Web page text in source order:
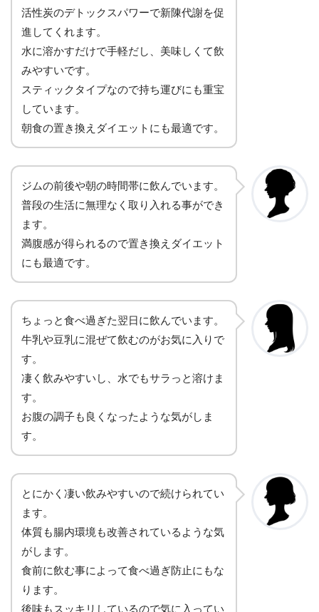
活性炭のデトックスパワーで新陳代謝を促
進してくれます。
水に溶かすだけで手軽だし、美味しくて飲
みやすいです。
スティックタイプなので持ち運びにも重宝
しています。
朝食の置き換えダイエットにも最適です。
ジムの前後や朝の時間帯に飲んでいます。
普段の生活に無理なく取り入れる事ができ
ます。
満腹感が得られるので置き換えダイエット
にも最適です。
ちょっと食べ過ぎた翌日に飲んでいます。
牛乳や豆乳に混ぜて飲むのがお気に入りで
す。
凄く飲みやすいし、水でもサラっと溶けま
す。
お腹の調子も良くなったような気がしま
す。
とにかく凄い飲みやすいので続けられてい
ます。
体質も腸内環境も改善されているような気
がします。
食前に飲む事によって食べ過ぎ防止にもな
ります。
後味もスッキリしているので気に入ってい